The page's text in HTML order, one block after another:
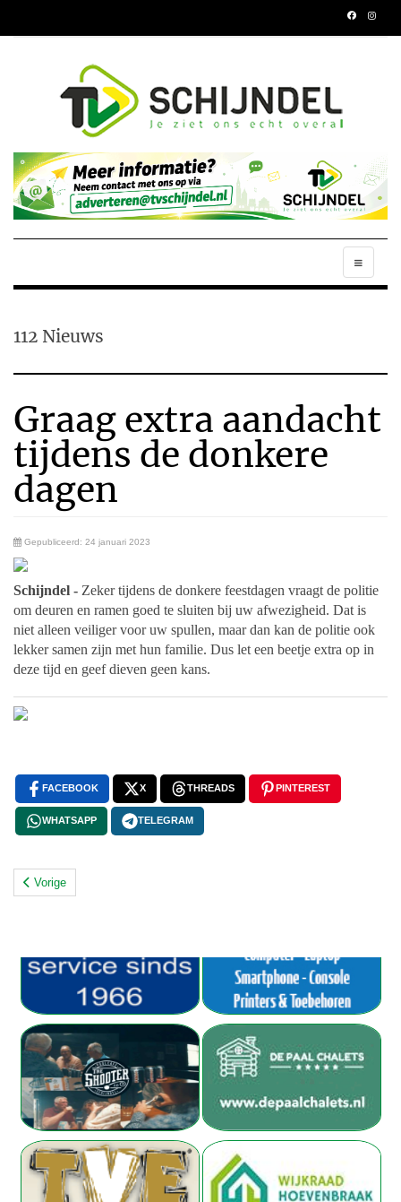
112 Nieuws
Graag extra aandacht
tijdens de donkere
dagen
Gepubliceerd: 24 januari 2023
Schijndel - Zeker tijdens de donkere feestdagen vraagt de politie
om deuren en ramen goed te sluiten bij uw afwezigheid. Dat is
niet alleen veiliger voor uw spullen, maar dan kan de politie ook
lekker samen zijn met hun familie. Dus let een beetje extra op in
deze tijd en geef dieven geen kans.
FACEBOOK X THREADS PINTEREST
WHATSAPP TELEGRAM
Vorige